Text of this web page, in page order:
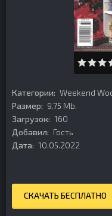
Категории: Weekend
Размер: 9.75 Mb.
Загрузок: 160
Добавил: Гость
Дата: 10.05.2022
СКАЧАТЬ БЕСПЛАТНО